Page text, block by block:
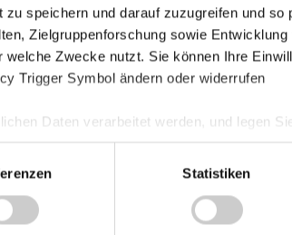
speichern und darauf zuzugreifen und so
Zielgruppenforschung sowie
Zwecke nutzt. Sie können Ihre
Trigger Symbol ändern oder widerrufen
Daten verarbeitet werden, und legen
Außerdem geben wir Informationen
Statistiken
Profis